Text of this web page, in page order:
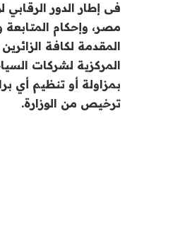
فى إطار الدور
مصر، وإحكام المتابعة
المقدمة لكافة
المركزية لشركات
بمزاولة أو تنظيم أي
ترخيص من الوزارة.